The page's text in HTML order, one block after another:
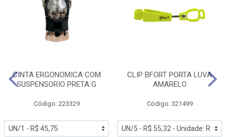
CINTA ERGONOMICA COM
SUSPENSORIO PRETA G
Código: 223329
CLIP BFORT PORTA LUVA
AMARELO
Código: 321499